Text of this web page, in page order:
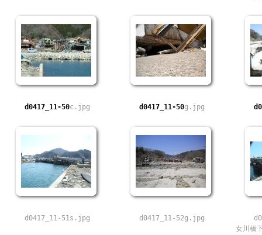
d0417_11-50c.jpg d0417_11-50g.jpg
d0417_11-51s.jpg d0417_11-52g.jpg
女川橋